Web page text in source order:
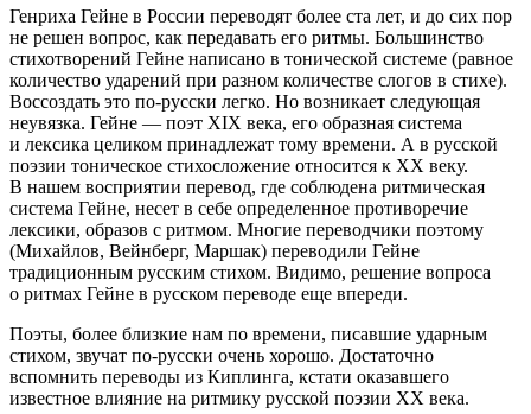
Генриха Гейне в России переводят более ста лет, и до сих пор
не решен вопрос, как передавать его ритмы. Большинство
стихотворений Гейне написано в тонической системе (равное
количество ударений при разном количестве слогов в стихе).
Воссоздать это по-русски легко. Но возникает следующая
неувязка. Гейне — поэт ХIX века, его образная система
и лексика целиком принадлежат тому времени. А в русской
поэзии тоническое стихосложение относится к ХХ веку.
В нашем восприятии перевод, где соблюдена ритмическая
система Гейне, несет в себе определенное противоречие
лексики, образов с ритмом. Многие переводчики поэтому
(Михайлов, Вейнберг, Маршак) переводили Гейне
традиционным русским стихом. Видимо, решение вопроса
о ритмах Гейне в русском переводе еще впереди.
Поэты, более близкие нам по времени, писавшие ударным
стихом, звучат по-русски очень хорошо. Достаточно
вспомнить переводы из Киплинга, кстати оказавшего
известное влияние на ритмику русской поэзии ХХ века.